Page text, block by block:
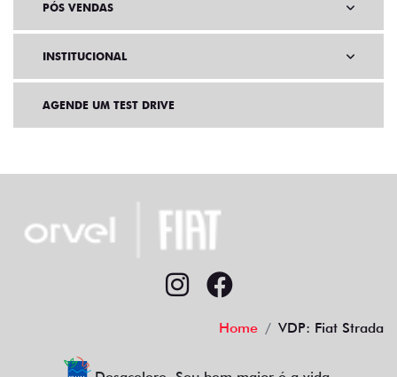
PÓS VENDAS
INSTITUCIONAL
AGENDE UM TEST DRIVE
Home VDP: Fiat Strada